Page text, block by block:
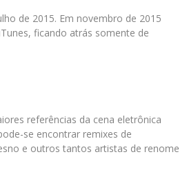
de 2015. Em novembro de 2015
ficando atrás somente de
referências da cena eletrônica
se encontrar remixes de
e outros tantos artistas de renome